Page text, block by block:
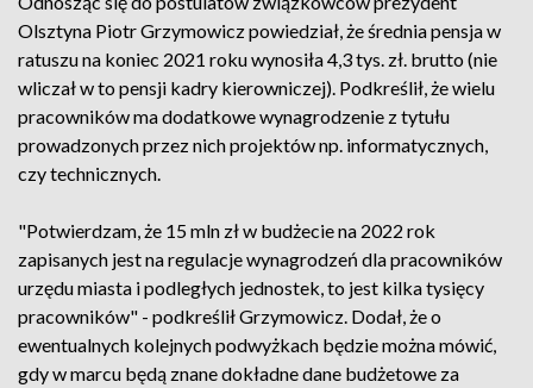
Olsztyna Piotr Grzymowicz powiedział, że średnia pensja w
ratuszu na koniec 2021 roku wynosiła 4,3 tys. zł. brutto (nie
wliczał w to pensji kadry kierowniczej). Podkreślił, że wielu
pracowników ma dodatkowe wynagrodzenie z tytułu
prowadzonych przez nich projektów np. informatycznych,
czy technicznych.
"Potwierdzam, że 15 mln zł w budżecie na 2022 rok
zapisanych jest na regulacje wynagrodzeń dla pracowników
urzędu miasta i podległych jednostek, to jest kilka tysięcy
pracowników" - podkreślił Grzymowicz. Dodał, że o
ewentualnych kolejnych podwyżkach będzie można mówić,
gdy w marcu będą znane dokładne dane budżetowe za